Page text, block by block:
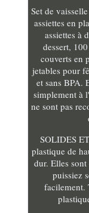
Set de
assiettes en
assiettes à
dessert,
couverts en
jetables pour
et sans BPA.
simplement à
ne sont pas
SOLIDES
plastique de
dur. Elles
puissiez
facilement.